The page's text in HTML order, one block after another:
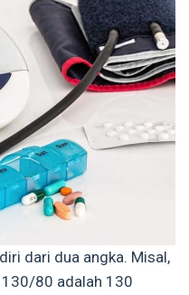
dari dua angka. Misal,
80 adalah 130